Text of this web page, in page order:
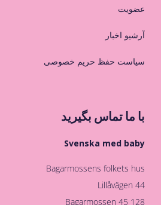
عضویت
آرشیو اخبار
سیاست حفظ حریم خصوصی
با ما تماس بگیرید
Svenska med baby
Bagarmossens folkets hus
Lillåvägen 44
128 45 Bagarmossen